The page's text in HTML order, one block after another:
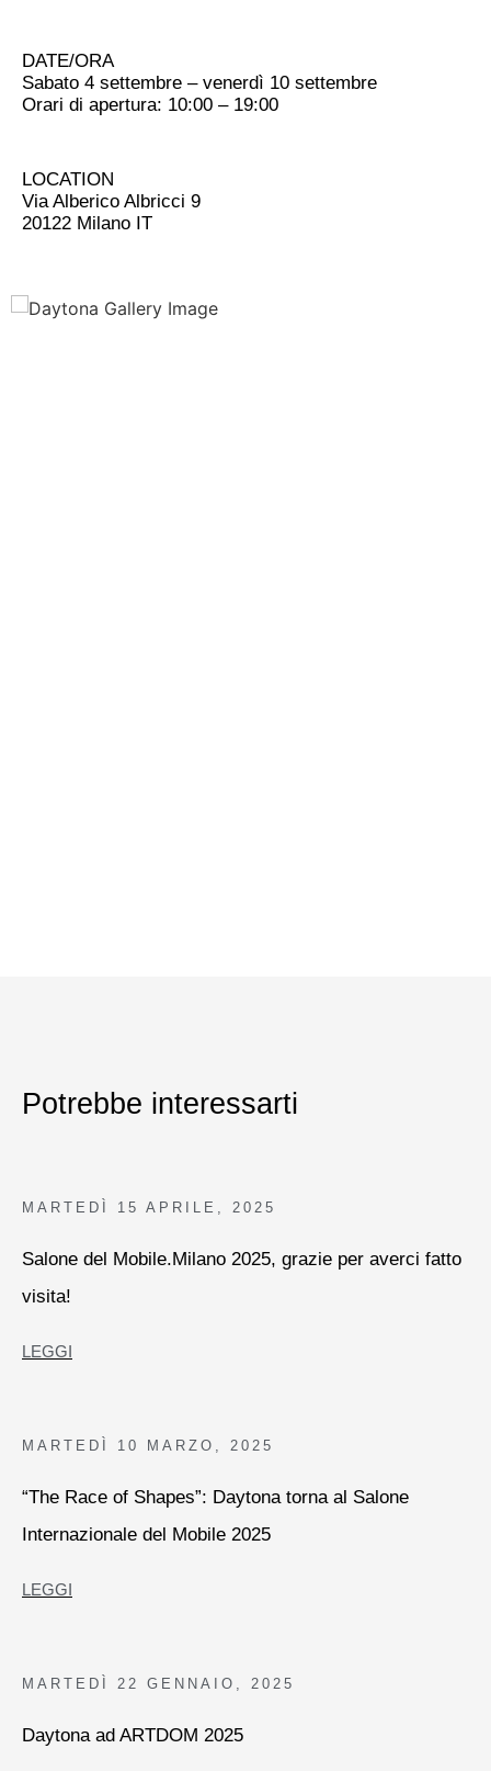
DATE/ORA
Sabato 4 settembre – venerdì 10 settembre
Orari di apertura: 10:00 – 19:00
LOCATION
Via Alberico Albricci 9
20122 Milano IT
Potrebbe interessarti
MARTEDÌ 15 APRILE, 2025
Salone del Mobile.Milano 2025, grazie per averci fatto
visita!
LEGGI
MARTEDÌ 10 MARZO, 2025
“The Race of Shapes”: Daytona torna al Salone
Internazionale del Mobile 2025
LEGGI
MARTEDÌ 22 GENNAIO, 2025
Daytona ad ARTDOM 2025